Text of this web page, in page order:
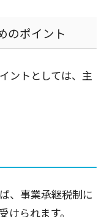
のポイント
ントとしては、主
、事業承継税制に
られます。